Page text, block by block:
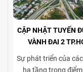
CẬP NHẬT TUYẾN
VÀNH ĐAI 2
Sự phát triển của